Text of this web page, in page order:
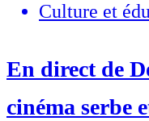
Culture et
En direct de
cinéma serbe